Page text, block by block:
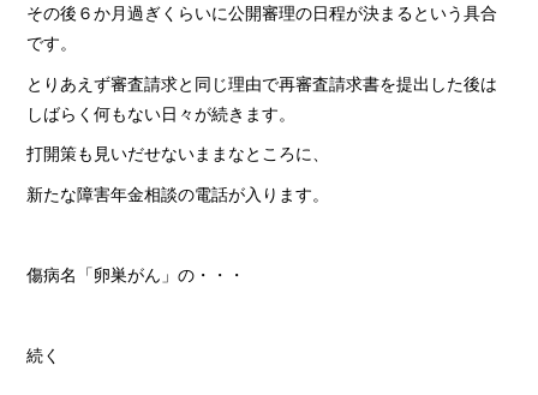
その後６か月過ぎくらいに公開審理の日程が決まるという具合
です。
とりあえず審査請求と同じ理由で再審査請求書を提出した後は
しばらく何もない日々が続きます。
打開策も見いだせないままなところに、
新たな障害年金相談の電話が入ります。
傷病名「卵巣がん」の・・・
続く